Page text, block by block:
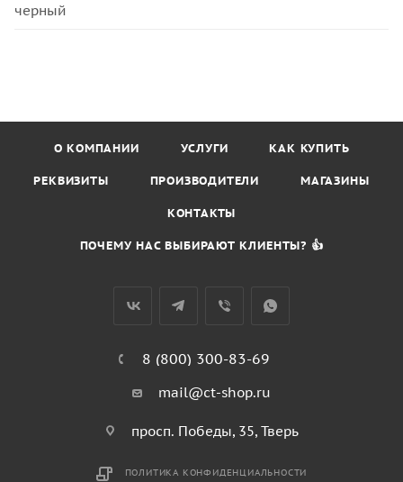
черный
О КОМПАНИИ УСЛУГИ КАК КУПИТЬ
РЕКВИЗИТЫ ПРОИЗВОДИТЕЛИ МАГАЗИНЫ
КОНТАКТЫ
ПОЧЕМУ НАС ВЫБИРАЮТ КЛИЕНТЫ? 👍
8 (800) 300-83-69
mail@ct-shop.ru
просп. Победы, 35, Тверь
ПОЛИТИКА КОНФИДЕНЦИАЛЬНОСТИ